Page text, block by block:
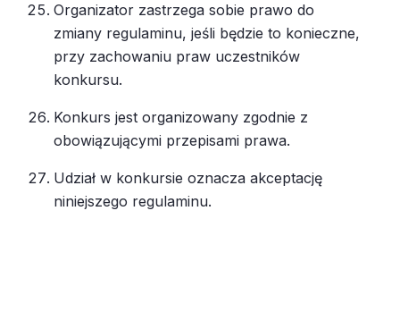
Organizator zastrzega sobie prawo do
zmiany regulaminu, jeśli będzie to konieczne,
przy zachowaniu praw uczestników
konkursu.
Konkurs jest organizowany zgodnie z
obowiązującymi przepisami prawa.
Udział w konkursie oznacza akceptację
niniejszego regulaminu.